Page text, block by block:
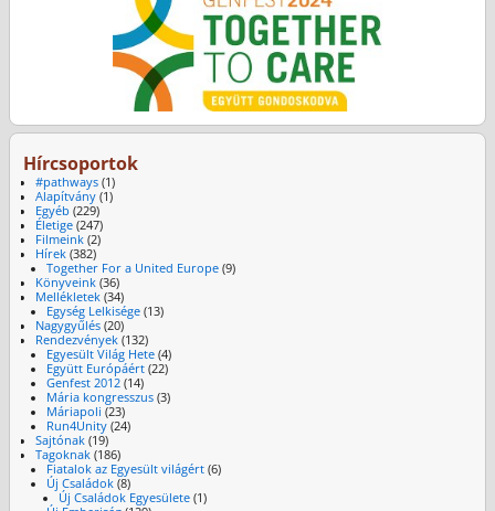
Hírcsoportok
#pathways(1)
Alapítvány(1)
Egyéb (229)
Életige(247)
Filmeink(2)
Hírek(382)
Together For a United Europe (9)
Könyveink(36)
Mellékletek(34)
Egység Lelkisége (13)
Nagygyűlés(20)
Rendezvények(132)
Egyesült Világ Hete (4)
Együtt Európáért (22)
Genfest 2012 (14)
Mária kongresszus (3)
Máriapoli (23)
Run4Unity (24)
Sajtónak(19)
Tagoknak(186)
Fiatalok az Egyesült világért (6)
Új Családok (8)
Új Családok Egyesülete(1)